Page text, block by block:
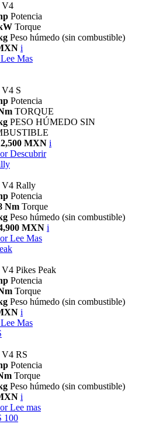
V4
Potencia
Torque
Peso húmedo (sin combustible)
i
Lee Mas
V4 S
Potencia
TORQUE
PESO HÚMEDO SIN
MXN i
Descubrir
V4 Rally
Potencia
Nm Torque
Peso húmedo (sin combustible)
MXN i
Lee Mas
Pikes Peak
Potencia
Torque
Peso húmedo (sin combustible)
i
Lee Mas
V4 RS
Potencia
Torque
Peso húmedo (sin combustible)
i
Lee mas
100